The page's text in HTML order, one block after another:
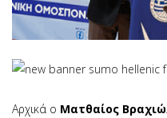
Αρχικά ο Ματθαίος